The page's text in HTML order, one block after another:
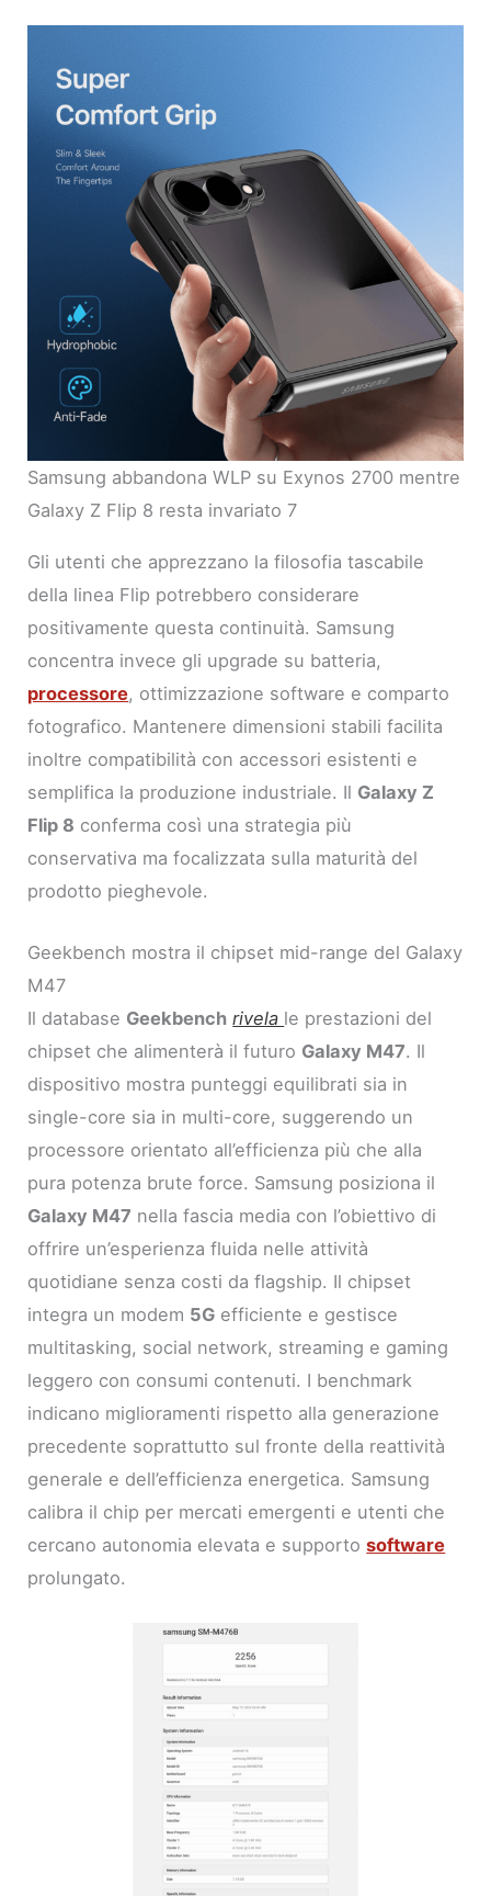
Samsung abbandona WLP su Exynos 2700 mentre
Galaxy Z Flip 8 resta invariato 7
Gli utenti che apprezzano la filosofia tascabile
della linea Flip potrebbero considerare
positivamente questa continuità. Samsung
concentra invece gli upgrade su batteria,
processore, ottimizzazione software e comparto
fotografico. Mantenere dimensioni stabili facilita
inoltre compatibilità con accessori esistenti e
semplifica la produzione industriale. Il Galaxy Z
Flip 8 conferma così una strategia più
conservativa ma focalizzata sulla maturità del
prodotto pieghevole.
Geekbench mostra il chipset mid-range del Galaxy
M47
Il database Geekbench rivela le prestazioni del
chipset che alimenterà il futuro Galaxy M47. Il
dispositivo mostra punteggi equilibrati sia in
single-core sia in multi-core, suggerendo un
processore orientato all’efficienza più che alla
pura potenza brute force. Samsung posiziona il
Galaxy M47 nella fascia media con l’obiettivo di
offrire un’esperienza fluida nelle attività
quotidiane senza costi da flagship. Il chipset
integra un modem 5G efficiente e gestisce
multitasking, social network, streaming e gaming
leggero con consumi contenuti. I benchmark
indicano miglioramenti rispetto alla generazione
precedente soprattutto sul fronte della reattività
generale e dell’efficienza energetica. Samsung
calibra il chip per mercati emergenti e utenti che
cercano autonomia elevata e supportosoftware
prolungato.